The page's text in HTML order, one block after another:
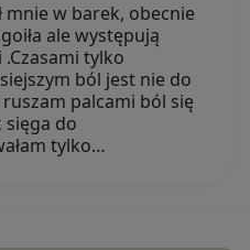
mnie w barek, obecnie
ale występują
.Czasami tylko
ból jest nie do
palcami ból się
sięga do
tylko…